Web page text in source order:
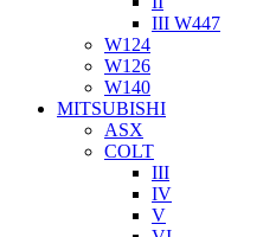
III W447
W124
W126
W140
MITSUBISHI
ASX
COLT
III
IV
V